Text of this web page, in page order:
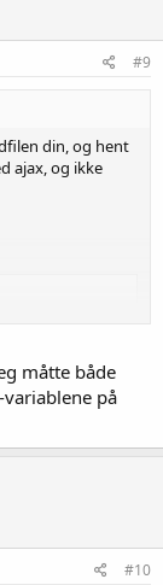
#9
din, og hent
ajax, og ikke
'click'
måtte både
på
#10